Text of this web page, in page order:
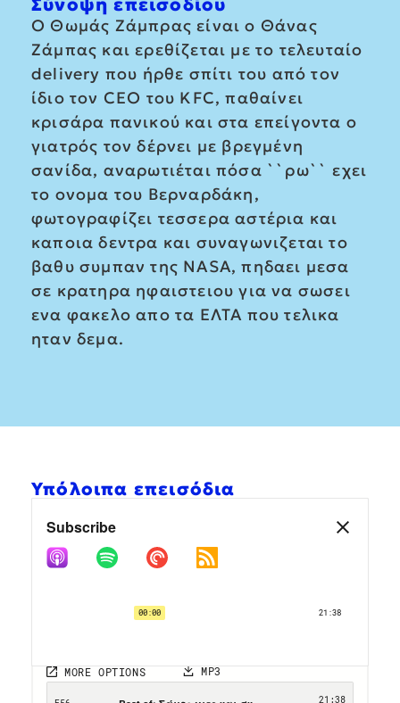
Σύνοψη επεισοδίου
Ο Θωμάς Ζάμπρας είναι ο Θάνας
Ζάμπας και ερεθίζεται με το τελευταίο
delivery που ήρθε σπίτι του από τον
ίδιο τον CEO του KFC, παθαίνει
κρισάρα πανικού και στα επείγοντα ο
γιατρός τον δέρνει με βρεγμένη
σανίδα, αναρωτιέται πόσα ``ρω`` εχει
το ονομα του Βερναρδάκη,
φωτογραφίζει τεσσερα αστέρια και
καποια δεντρα και συναγωνιζεται το
βαθυ συμπαν της NASA, πηδαει μεσα
σε κρατηρα ηφαιστειου για να σωσει
ενα φακελο απο τα ΕΛΤΑ που τελικα
ηταν δεμα.
Υπόλοιπα επεισόδια